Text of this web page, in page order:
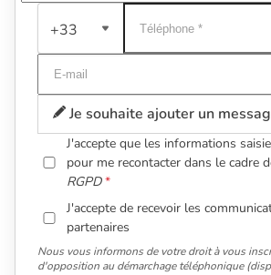
+33
Je souhaite ajouter un
J'accepte que les informations
pour me recontacter dans le cadre
RGPD
J'accepte de recevoir les
partenaires
Nous vous informons de votre droit à vous
d'opposition au démarchage téléphonique